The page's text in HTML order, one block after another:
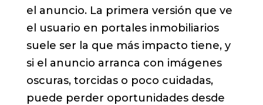
el anuncio. La primera versión que ve
el usuario en portales inmobiliarios
suele ser la que más impacto tiene, y
si el anuncio arranca con imágenes
oscuras, torcidas o poco cuidadas,
puede perder oportunidades desde